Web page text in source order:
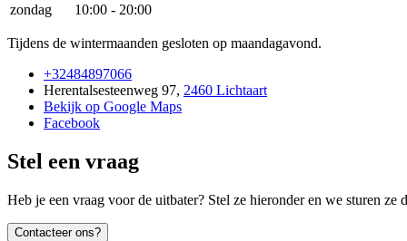
zondag
10:00 - 20:00
Tijdens de wintermaanden gesloten op maandagavond.
+32484897066
Herentalsesteenweg 97, 2460 Lichtaart
Bekijk op Google Maps
Facebook
Stel een vraag
Heb je een vraag voor de uitbater? Stel ze hieronder en we sturen ze
Contacteer ons?